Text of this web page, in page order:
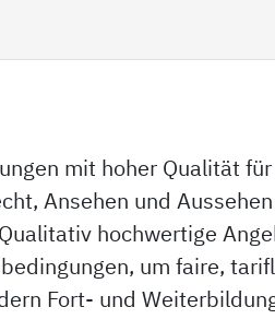
mit hoher Qualität
Ansehen und
hochwertige
um faire,
Fort- und